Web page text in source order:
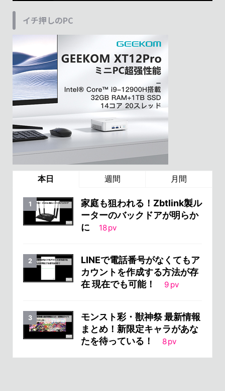
イチ押しのPC
本日 週間 月間
家庭も狙われる！Zbtlink製ル
ーターのバックドアが明らか
に
18pv
LINEで電話番号がなくてもア
カウントを作成する方法が存
在 現在でも可能！
9 pv
モンスト彩・獣神祭 最新情報
まとめ！新限定キャラがあな
たを待っている！
8pv